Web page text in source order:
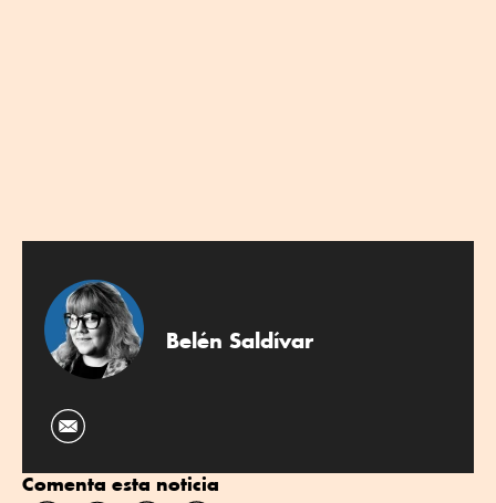
Belén Saldívar
Comenta esta noticia